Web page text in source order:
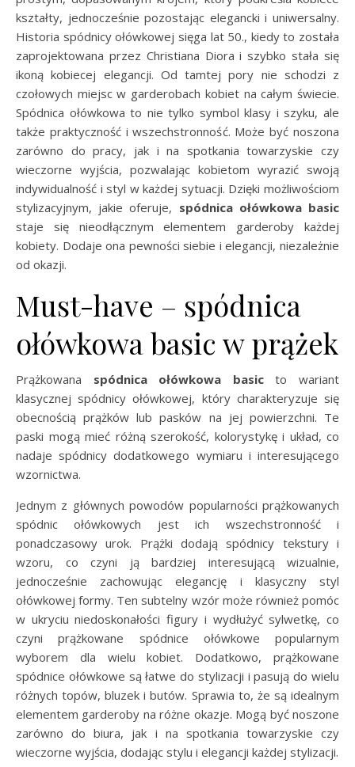
kształty, jednocześnie pozostając elegancki i uniwersalny.
Historia spódnicy ołówkowej sięga lat 50., kiedy to została
zaprojektowana przez Christiana Diora i szybko stała się
ikoną kobiecej elegancji. Od tamtej pory nie schodzi z
czołowych miejsc w garderobach kobiet na całym świecie.
Spódnica ołówkowa to nie tylko symbol klasy i szyku, ale
także praktyczność i wszechstronność. Może być noszona
zarówno do pracy, jak i na spotkania towarzyskie czy
wieczorne wyjścia, pozwalając kobietom wyrazić swoją
indywidualność i styl w każdej sytuacji. Dzięki możliwościom
stylizacyjnym, jakie oferuje, spódnica ołówkowa basic
staje się nieodłącznym elementem garderoby każdej
kobiety. Dodaje ona pewności siebie i elegancji, niezależnie
od okazji.
Must-have – spódnica
ołówkowa basic w prążek
Prążkowana spódnica ołówkowa basicto wariant
klasycznej spódnicy ołówkowej, który charakteryzuje się
obecnością prążków lub pasków na jej powierzchni. Te
paski mogą mieć różną szerokość, kolorystykę i układ, co
nadaje spódnicy dodatkowego wymiaru i interesującego
wzornictwa.
Jednym z głównych powodów popularności prążkowanych
spódnic ołówkowych jest ich wszechstronność i
ponadczasowy urok. Prążki dodają spódnicy tekstury i
wzoru, co czyni ją bardziej interesującą wizualnie,
jednocześnie zachowując elegancję i klasyczny styl
ołówkowej formy. Ten subtelny wzór może również pomóc
w ukryciu niedoskonałości figury i wydłużyć sylwetkę, co
czyni prążkowane spódnice ołówkowe popularnym
wyborem dla wielu kobiet. Dodatkowo, prążkowane
spódnice ołówkowe są łatwe do stylizacji i pasują do wielu
różnych topów, bluzek i butów. Sprawia to, że są idealnym
elementem garderoby na różne okazje. Mogą być noszone
zarówno do biura, jak i na spotkania towarzyskie czy
wieczorne wyjścia, dodając stylu i elegancji każdej stylizacji.